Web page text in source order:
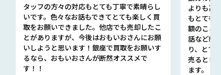
タッフの方々の対応もとても丁寧で素晴らし
いです。色々なお話もできてとても楽しく買
取をお願いできました。他店でも売却したこ
とがありますが、今後はおもいおさんにお願
いしようと思います！銀座で買取をお願いす
るなら、おもいおさんが断然オススメで
す！！
よりも高
もとても
額のこと
話など細
り、とて
売るとき
ます。